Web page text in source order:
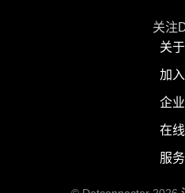
关注
关
加入
企
在
服